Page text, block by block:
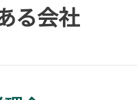
る会社